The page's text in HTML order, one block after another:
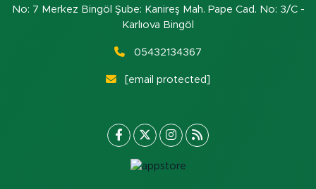
No: 7 Merkez Bingöl Şube: Kanireş Mah. Pape Cad. No: 3/C -
Karlıova Bingöl
05432134367
[email protected]